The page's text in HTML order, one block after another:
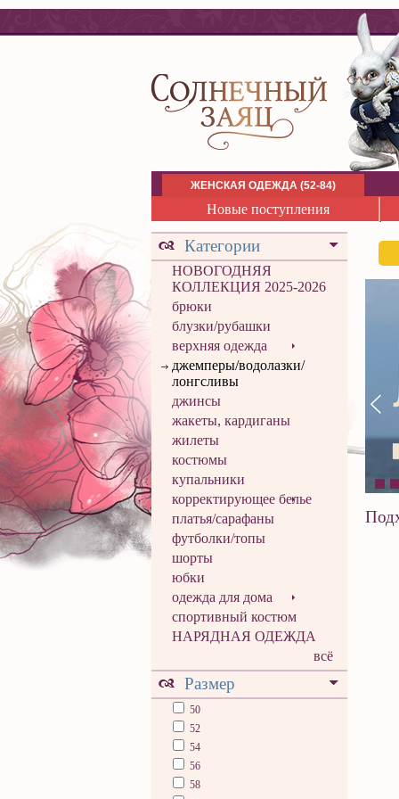
ЖЕНСКАЯ ОДЕЖДА (52-84)
Новые поступления
Категории
НОВОГОДНЯЯ
КОЛЛЕКЦИЯ 2025-2026
брюки
блузки/рубашки
верхняя одежда
джемперы/водолазки/
лонгсливы
джинсы
жакеты, кардиганы
жилеты
костюмы
купальники
корректирующее белье
платья/сарафаны
футболки/топы
шорты
юбки
одежда для дома
спортивный костюм
НАРЯДНАЯ ОДЕЖДА
всё
Размер
50
52
54
56
58